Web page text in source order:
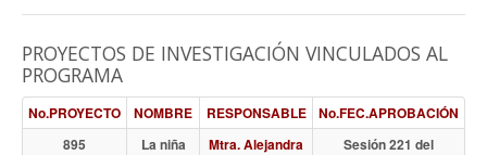
PROYECTOS DE INVESTIGACIÓN VINCULADOS AL
PROGRAMA
No.PROYECTO NOMBRE RESPONSABLE
No.FEC.APROBACIÓN
895
La niña
Mtra. Alejandra
Sesión 221 del